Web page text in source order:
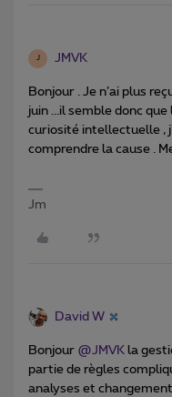
J JMVK
Bonjour . Je n’ai plus
juin ...il semble donc
curiosité intellectuelle ,
comprendre la cause .
Jm
David W
Bonjour @JMVK la
partie de règles
analyses et